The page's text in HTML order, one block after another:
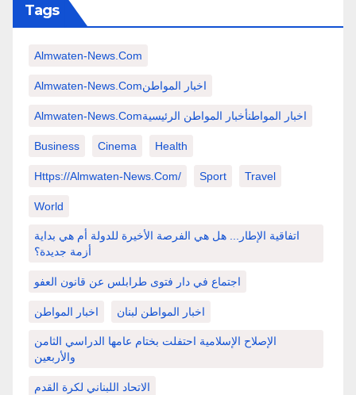
Tags
Almwaten-News.com
Almwaten-News.comاخبار المواطن
Almwaten-News.comاخبار المواطنأخبار المواطن الرئيسية
Business Cinema Health
Https://almwaten-News.com/ Sport Travel
World
اتفاقية الإطار... هل هي الفرصة الأخيرة للدولة أم هي بداية
أزمة جديدة؟
اجتماع في دار فتوى طرابلس عن قانون العفو
اخبار المواطن اخبار المواطن لبنان
الإصلاح الإسلامية احتفلت بختام عامها الدراسي الثامن
والأربعين
الاتحاد اللبناني لكرة القدم